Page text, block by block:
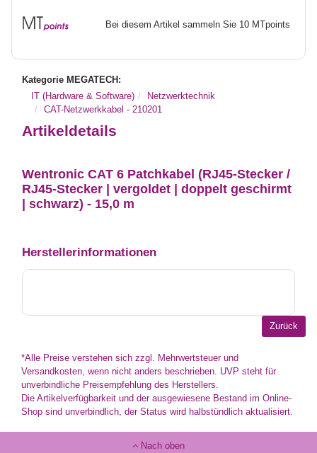
Bei diesem Artikel sammeln Sie 10 MTpoints
Kategorie MEGATECH:
IT (Hardware & Software)
Netzwerktechnik
CAT-Netzwerkkabel - 210201
Artikeldetails
Wentronic CAT 6 Patchkabel (RJ45-Stecker /
RJ45-Stecker | vergoldet | doppelt geschirmt
| schwarz) - 15,0 m
Herstellerinformationen
*Alle Preise verstehen sich zzgl. Mehrwertsteuer und
Versandkosten, wenn nicht anders beschrieben. UVP steht für
unverbindliche Preisempfehlung des Herstellers.
Die Artikelverfügbarkeit und der ausgewiesene Bestand im Online-
Shop sind unverbindlich, der Status wird halbstündlich aktualisiert.
Nach oben